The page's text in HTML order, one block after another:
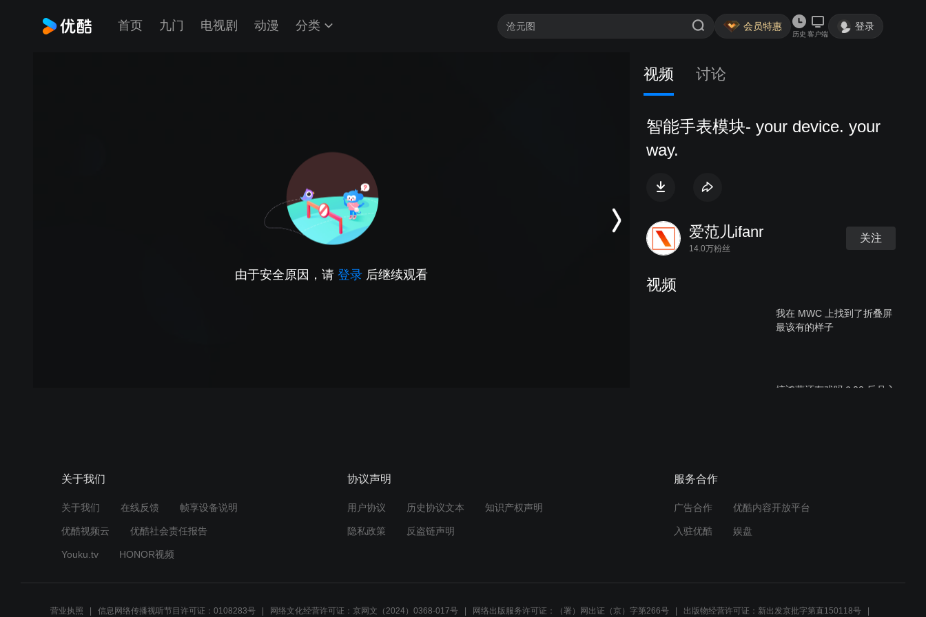
首页 九门 电视剧 动漫 分类 会员特惠
历史 客户端
登录
由于安全原因，请 登录 后继续观看
视频 讨论
智能手表模块- your device. your
way.
爱范儿ifanr
14.0万粉丝
关注
视频
我在 MWC 上找到了折叠屏
最该有的样子
搞鸿蒙还有戏吗？00 后月入
关于我们
关于我们 在线反馈 帧享设备说明
优酷视频云 优酷社会责任报告
Youku.tv HONOR视频
协议声明
用户协议 历史协议文本 知识产权声明
隐私政策 反盗链声明
服务合作
广告合作 优酷内容开放平台
入驻优酷 娱盘
营业执照 信息网络传播视听节目许可证：0108283号 网络文化经营许可证：京网文（2024）0368-017号 网络出版服务许可证：（署）网出证（京）字第266号 出版物经营许可证：新出发京批字第直150118号